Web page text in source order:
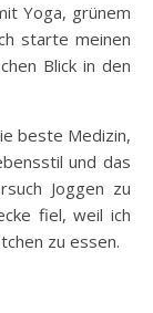
Yoga, grünem
starte meinen
Blick in den
beste Medizin,
und das
Joggen zu
fiel, weil ich
zu essen.